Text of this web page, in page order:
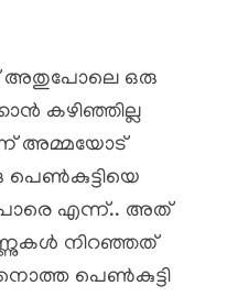
അതുപോലെ ഒരു
കഴിഞ്ഞില്ല
അമ്മയോട്
എന്ന്.. അത്
നിറഞ്ഞത്
പെൺകുട്ടി